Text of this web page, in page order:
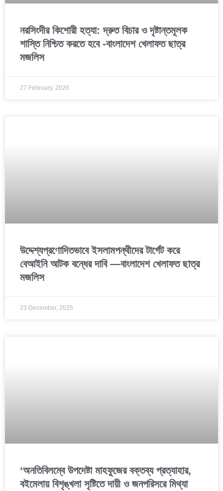
নরসিংদীর কিশোরী হত্যা: দ্রুত বিচার ও দৃষ্টান্তমূলক
শাস্তি নিশ্চিত করতে হবে -বাংলাদেশ খেলাফত ছাত্র
মজলিস
27 February, 2026
উদ্দেশ্যপ্রণোদিতভাবে ইসলামপন্থীদের টার্গেট করে
বেআইনি আটক বন্ধের দাবি —বাংলাদেশ খেলাফত ছাত্র
মজলিস
23 December, 2025
‘অনতিবিলম্বে উপদেষ্টা মাহফুজের বক্তব্য প্রত্যাহার,
ব‌ইমেলায় বিশৃঙ্খলা সৃষ্টিতে দায়ী ও জনপরিসরে মিথ্যা